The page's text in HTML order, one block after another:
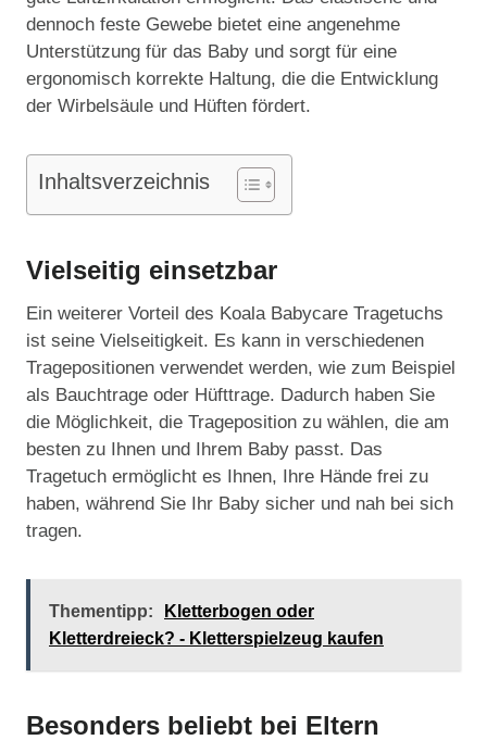
dennoch feste Gewebe bietet eine angenehme
Unterstützung für das Baby und sorgt für eine
ergonomisch korrekte Haltung, die die Entwicklung
der Wirbelsäule und Hüften fördert.
Inhaltsverzeichnis
Vielseitig einsetzbar
Ein weiterer Vorteil des Koala Babycare Tragetuchs
ist seine Vielseitigkeit. Es kann in verschiedenen
Tragepositionen verwendet werden, wie zum Beispiel
als Bauchtrage oder Hüfttrage. Dadurch haben Sie
die Möglichkeit, die Trageposition zu wählen, die am
besten zu Ihnen und Ihrem Baby passt. Das
Tragetuch ermöglicht es Ihnen, Ihre Hände frei zu
haben, während Sie Ihr Baby sicher und nah bei sich
tragen.
Thementipp:
Kletterbogen oder
Kletterdreieck? - Kletterspielzeug kaufen
Besonders beliebt bei Eltern